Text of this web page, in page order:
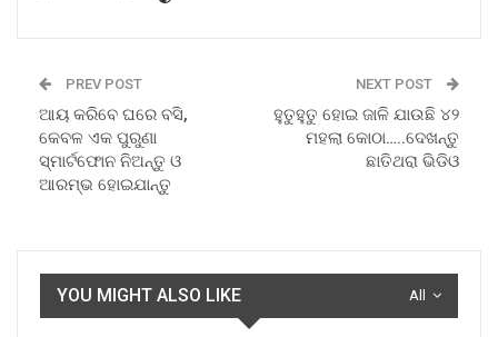
PREV POST
ଆୟ କରିବେ ଘରେ ବସି,
କେବଳ ଏକ ପୁରୁଣା
ସ୍ମାର୍ଟଫୋନ ନିଅନ୍ତୁ ଓ
ଆରମ୍ଭ ହୋଇଯାନ୍ତୁ
NEXT POST
ହୁତୁହୁତୁ ହୋଇ ଜାଳି ଯାଉଛି ୪୨
ମହଲା କୋଠା…..ଦେଖନ୍ତୁ
ଛାତିଥରା ଭିଡିଓ
All
YOU MIGHT ALSO LIKE